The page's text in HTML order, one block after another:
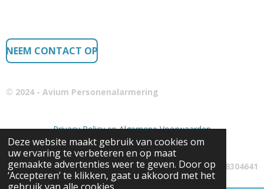
Deze website maakt gebruik van cookies om
uw ervaring te verbeteren en op maat
gemaakte advertenties weer te geven. Door op
‘Accepteren’ te klikken, gaat u akkoord met het
NEEM CONTACT OP
© 2024 - Avium Personenalarmering
Privacy PolicyenAlgemene Voorwaarden
KvK: 68304641